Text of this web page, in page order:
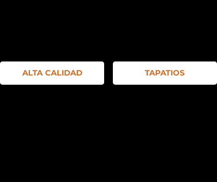
ALTA CALIDAD TAPATIOS